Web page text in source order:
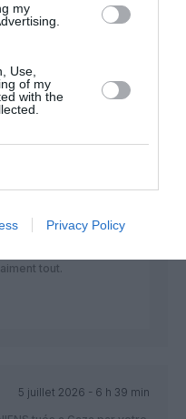
my
Use,
of my
with the
Privacy Policy
d’éradiquer un
5 juillet 2026 - 18
que vous
criminels
tout.
5 juillet 2026 - 6 h 39 min